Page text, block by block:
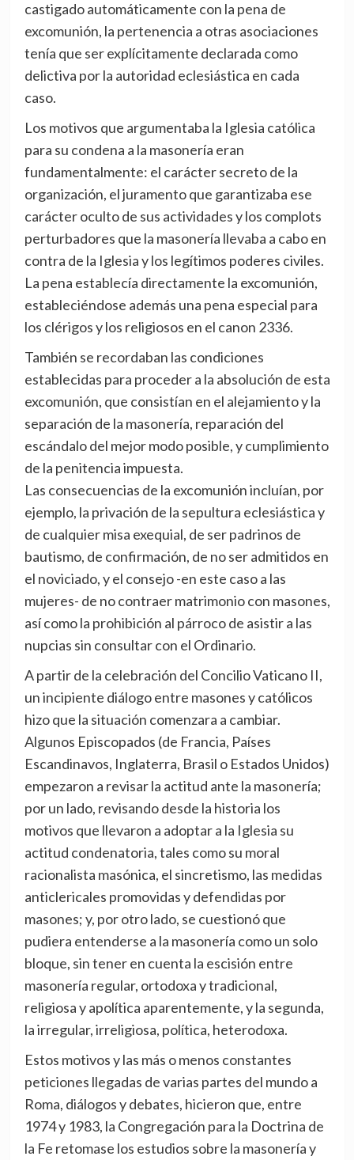
castigado automáticamente con la pena de
excomunión, la pertenencia a otras asociaciones
tenía que ser explícitamente declarada como
delictiva por la autoridad eclesiástica en cada
caso.
Los motivos que argumentaba la Iglesia católica
para su condena a la masonería eran
fundamentalmente: el carácter secreto de la
organización, el juramento que garantizaba ese
carácter oculto de sus actividades y los complots
perturbadores que la masonería llevaba a cabo en
contra de la Iglesia y los legítimos poderes civiles.
La pena establecía directamente la excomunión,
estableciéndose además una pena especial para
los clérigos y los religiosos en el canon 2336.
También se recordaban las condiciones
establecidas para proceder a la absolución de esta
excomunión, que consistían en el alejamiento y la
separación de la masonería, reparación del
escándalo del mejor modo posible, y cumplimiento
de la penitencia impuesta.
Las consecuencias de la excomunión incluían, por
ejemplo, la privación de la sepultura eclesiástica y
de cualquier misa exequial, de ser padrinos de
bautismo, de confirmación, de no ser admitidos en
el noviciado, y el consejo -en este caso a las
mujeres- de no contraer matrimonio con masones,
así como la prohibición al párroco de asistir a las
nupcias sin consultar con el Ordinario.
A partir de la celebración del Concilio Vaticano II,
un incipiente diálogo entre masones y católicos
hizo que la situación comenzara a cambiar.
Algunos Episcopados (de Francia, Países
Escandinavos, Inglaterra, Brasil o Estados Unidos)
empezaron a revisar la actitud ante la masonería;
por un lado, revisando desde la historia los
motivos que llevaron a adoptar a la Iglesia su
actitud condenatoria, tales como su moral
racionalista masónica, el sincretismo, las medidas
anticlericales promovidas y defendidas por
masones; y, por otro lado, se cuestionó que
pudiera entenderse a la masonería como un solo
bloque, sin tener en cuenta la escisión entre
masonería regular, ortodoxa y tradicional,
religiosa y apolítica aparentemente, y la segunda,
la irregular, irreligiosa, política, heterodoxa.
Estos motivos y las más o menos constantes
peticiones llegadas de varias partes del mundo a
Roma, diálogos y debates, hicieron que, entre
1974 y 1983, la Congregación para la Doctrina de
la Fe retomase los estudios sobre la masonería y